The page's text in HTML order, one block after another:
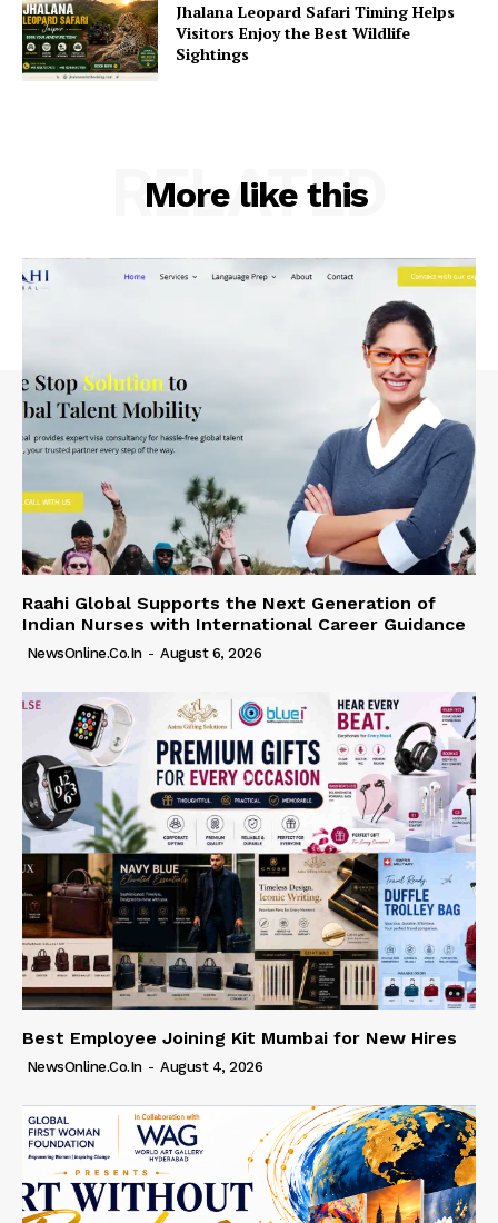
Jhalana Leopard Safari Timing Helps
Visitors Enjoy the Best Wildlife
Sightings
More like this
RELATED
Raahi Global Supports the Next Generation of
Indian Nurses with International Career Guidance
NewsOnline.co.in - August 6, 2026
Best Employee Joining Kit Mumbai for New Hires
NewsOnline.co.in - August 4, 2026